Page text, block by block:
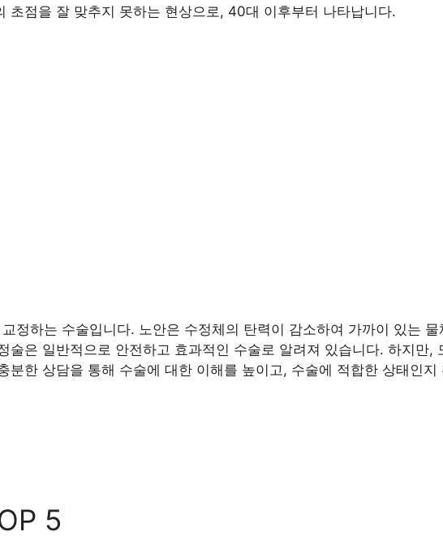
초점을 잘 맞추지 못하는 현상으로, 40대 이후부터 나타납니다.
정하는 수술입니다. 노안은 수정체의 탄력이 감소하여 가까이 있는
은 일반적으로 안전하고 효과적인 수술로 알려져 있습니다. 하지만,
한 상담을 통해 수술에 대한 이해를 높이고, 수술에 적합한 상태인지
5